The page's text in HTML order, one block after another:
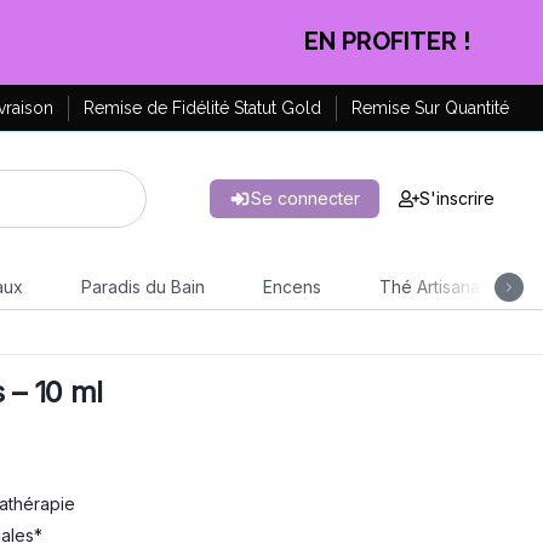
CLIQUEZ ICI
Remise de Fidélité Statut Gold Remise Sur Quantité
Se connecter S'inscrire
Paradis du Bain Encens Thé Artisanal
– 10 ml